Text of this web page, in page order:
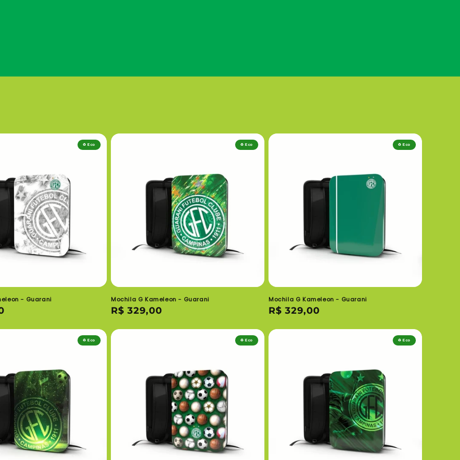
♻️ Eco
- Guarani
♻️ Eco
Mochila G Kameleon - Guarani
Preço
R$ 329,00
♻️ Eco
Mochila G Kameleon - Guarani
Preço
R$ 329,00
♻️ Eco ♻️ Eco ♻️ Eco